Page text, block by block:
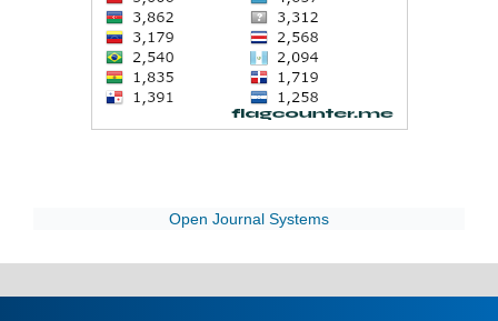
Open Journal Systems